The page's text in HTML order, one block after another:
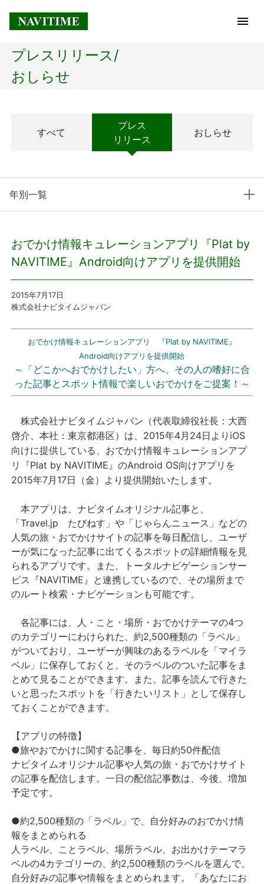
トップページ
経営理念
プレスリリース
プレスリリース
サービス
個人向けサービス
採用情報
English
プレスリリース/
おしらせ
すべて
プレス
リリース
おしらせ
年別一覧
おでかけ情報キュレーションアプリ『Plat by
NAVITIME』Android向けアプリを提供開始
2015年7月17日
株式会社ナビタイムジャパン
おでかけ情報キュレーションアプリ 『Plat by NAVITIME』
Android向けアプリを提供開始
～ 「どこかへおでかけしたい」方へ、その人の嗜好に合
った記事とスポット情報で楽しいおでかけをご提案！ ～
株式会社ナビタイムジャパン（代表取締役社長：大西
啓介、本社：東京都港区）は、2015年4月24日よりiOS
向けに提供している、おでかけ情報キュレーションアプ
リ『Plat by NAVITIME』のAndroid OS向けアプリを
2015年7月17日（金）より提供開始いたします。
本アプリは、ナビタイムオリジナル記事と、
「Travel.jp たびねす」や「じゃらんニュース」などの
人気の旅・おでかけサイトの記事を毎日配信し、ユーザ
ーが気になった記事に出てくるスポットの詳細情報を見
られるアプリです。また、トータルナビゲーションサー
ビス『NAVITIME』と連携しているので、その場所まで
のルート検索・ナビゲーションも可能です。
各記事には、人・こと・場所・おでかけテーマの4つ
のカテゴリーにわけられた、約2,500種類の「ラベル」
がついており、ユーザーが興味のあるラベルを「マイラ
ベル」に保存しておくと、そのラベルのついた記事をま
とめて見ることができます。また、記事を読んで行きた
いと思ったスポットを「行きたいリスト」として保存し
ておくことができます。
【アプリの特徴】
●旅やおでかけに関する記事を、毎日約50件配信
ナビタイムオリジナル記事や人気の旅・おでかけサイト
の記事を配信します。一日の配信記事数は、今後、増加
予定です。
●約2,500種類の「ラベル」で、自分好みのおでかけ情
報をまとめられる
人ラベル、ことラベル、場所ラベル、お出かけテーマラ
ベルの4カテゴリーの、約2,500種類のラベルを選んで、
自分好みの記事や情報をまとめられます。「あなたにお